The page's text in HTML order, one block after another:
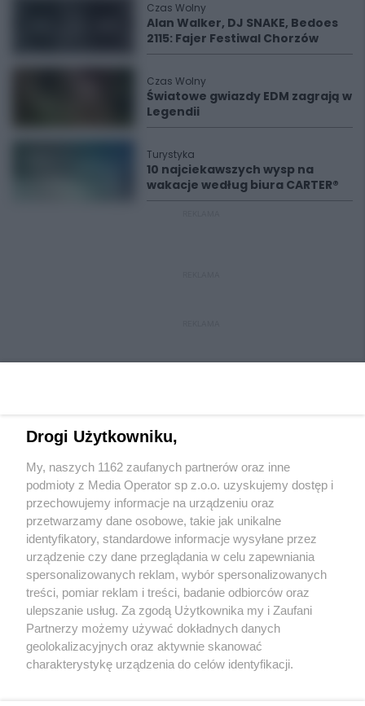
Czas Wolny
Alan Walker, DJ SNAKE, Bedoes
2115: Fajer Festiwal Chorzów
Czas Wolny
Światowe gwiazdy EDM zagrają w
Legendii
Turystyka
10 najciekawszych wysp na
wakacje według biura CARTER®
Wydawca mediówlokalnych
Nie zapomnij
zapoznać się z:
polityką prywatności regulamin korzystania z portali
Twojemiasto
Piekary Śląskie
Chorzów
Tarnowskie Góry
Skontakuj sięz nami
Kontakt
Wydawca
Redakcja
Drogi Użytkowniku,
My, naszych 1162 zaufanych partnerów oraz inne
podmioty z Media Operator sp z.o.o. uzyskujemy dostęp i
przechowujemy informacje na urządzeniu oraz
przetwarzamy dane osobowe, takie jak unikalne
identyfikatory, standardowe informacje wysyłane przez
urządzenie czy dane przeglądania w celu zapewniania
spersonalizowanych reklam, wybór spersonalizowanych
treści, pomiar reklam i treści, badanie odbiorców oraz
ulepszanie usług. Za zgodą Użytkownika my i Zaufani
Partnerzy możemy używać dokładnych danych
geolokalizacyjnych oraz aktywnie skanować
charakterystykę urządzenia do celów identyfikacji.